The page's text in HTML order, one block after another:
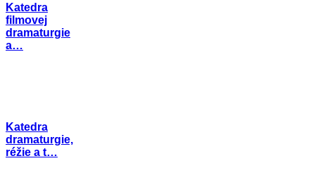
Katedra
filmovej
dramaturgie
a…
Katedra
dramaturgie,
réžie a t…